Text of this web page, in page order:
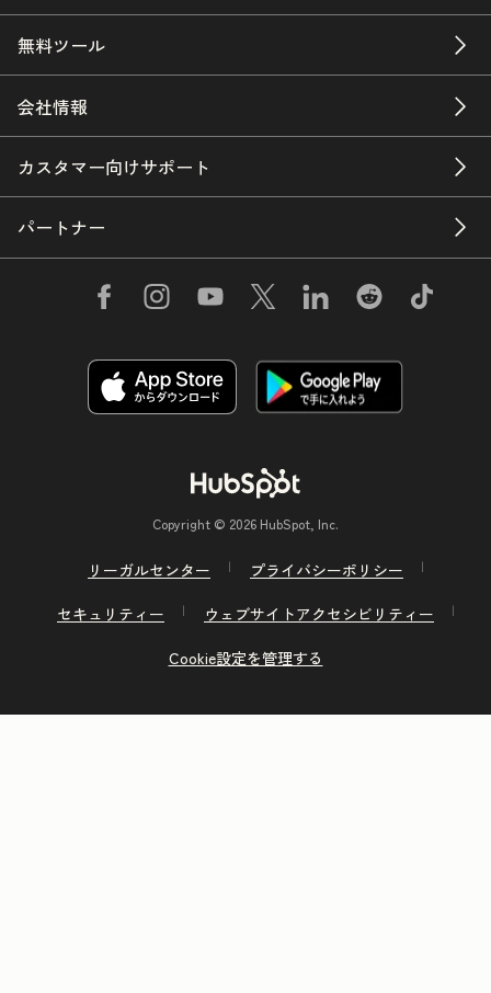
無料ツール
会社情報
カスタマー向けサポート
パートナー
Copyright © 2026 HubSpot, Inc.
リーガルセンター
プライバシーポリシー
セキュリティー
ウェブサイトアクセシビリティー
Cookie設定を管理する